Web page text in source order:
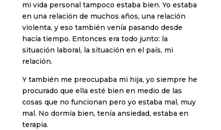
mi vida personal tampoco estaba bien. Yo estaba
en una relación de muchos años, una relación
violenta, y eso también venía pasando desde
hacía tiempo. Entonces era todo junto: la
situación laboral, la situación en el país, mi
relación.
Y también me preocupaba mi hija, yo siempre he
procurado que ella esté bien en medio de las
cosas que no funcionan pero yo estaba mal, muy
mal. No dormía bien, tenía ansiedad, estaba en
terapia.